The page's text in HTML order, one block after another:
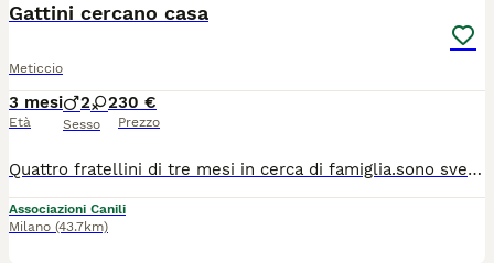
Gattini cercano casa
Meticcio
3 mesi
Età
2 2
Sesso
30 €
Prezzo
Quattro fratellini di tre mesi in cerca di famiglia.sono sverminati e usano correttamente la lettiera.per maggiori info ed eventualmente venire a conoscerli contattatemi al 3403748499
Associazioni Canili
Milano (43.7km)